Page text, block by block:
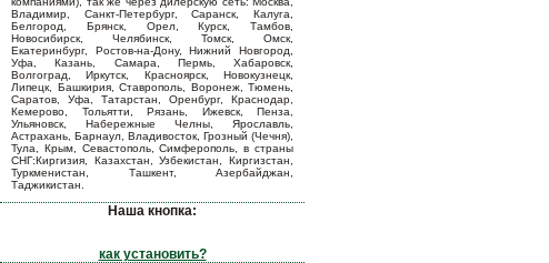
Владимир, Санкт-Петербург, Саранск, Калуга,
Белгород, Брянск, Орел, Курск, Тамбов,
Новосибирск, Челябинск, Томск, Омск,
Екатеринбург, Ростов-на-Дону, Нижний Новгород,
Уфа, Казань, Самара, Пермь, Хабаровск,
Волгоград, Иркутск, Красноярск, Новокузнецк,
Липецк, Башкирия, Ставрополь, Воронеж, Тюмень,
Саратов, Уфа, Татарстан, Оренбург, Краснодар,
Кемерово, Тольятти, Рязань, Ижевск, Пенза,
Ульяновск, Набережные Челны, Ярославль,
Астрахань, Барнаул, Владивосток, Грозный (Чечня),
Тула, Крым, Севастополь, Симферополь, в страны
СНГ:Киргизия, Казахстан, Узбекистан, Киргизстан,
Туркменистан, Ташкент, Азербайджан,
Таджикистан.
Наша кнопка:
как установить?